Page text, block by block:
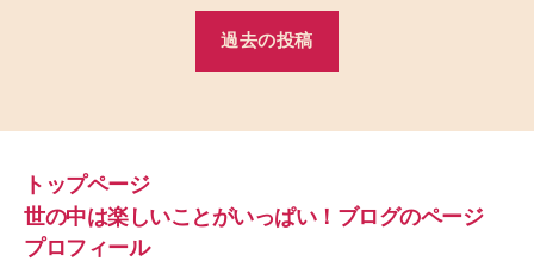
過去の投稿
トップページ
世の中は楽しいことがいっぱい！ブログのページ
プロフィール